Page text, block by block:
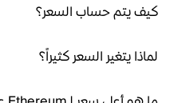
كيف يتم حساب السعر؟
لماذا يتغير السعر كثيراً؟